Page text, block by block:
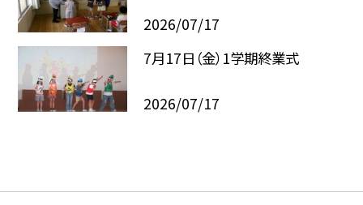
2026/07/17
7月17日（金）1学期終業式
2026/07/17